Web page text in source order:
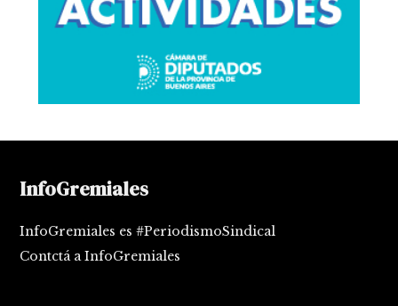
InfoGremiales
InfoGremiales es #PeriodismoSindical
Contctá a InfoGremiales